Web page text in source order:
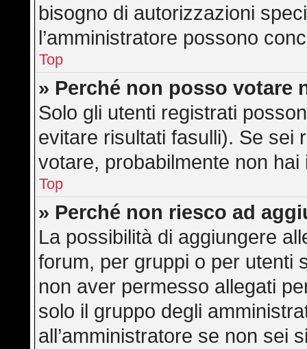
bisogno di autorizzazioni
l’amministratore possono
Top
» Perché non posso votare
Solo gli utenti registrati
evitare risultati fasulli). Se sei
votare, probabilmente non hai
Top
» Perché non riesco ad
La possibilità di aggiungere
forum, per gruppi o per utenti
non aver permesso allegati
solo il gruppo degli
all’amministratore se non sei